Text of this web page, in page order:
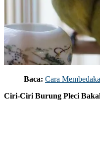
Baca: Cara
Ciri-Ciri Burung Pleci